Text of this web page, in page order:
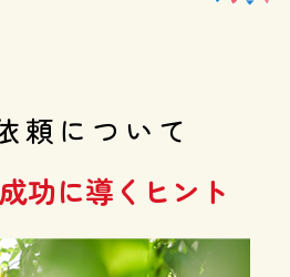
頼について
功に導くヒント